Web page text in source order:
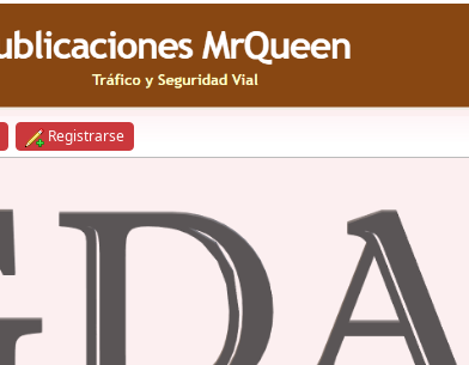
Registrarse